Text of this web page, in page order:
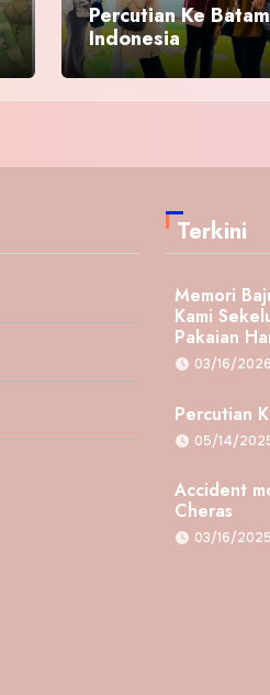
Percutian Ke Batam
Indonesia
Terkini
Memori
Kami
Pakaian
03/16/2026
Percutian
05/14/
Accident
Cheras
03/16/2025